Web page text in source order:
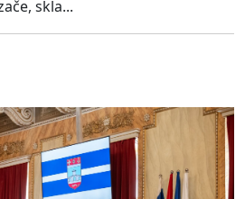
skla...